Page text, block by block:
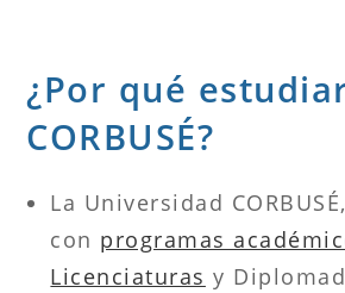
¿Por qué
CORBUSÉ?
La Universidad
con programas
Licenciaturas y